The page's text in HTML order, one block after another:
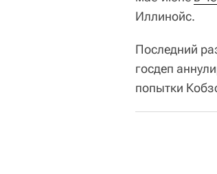
Иллинойс.
Последний
госдеп
попытки